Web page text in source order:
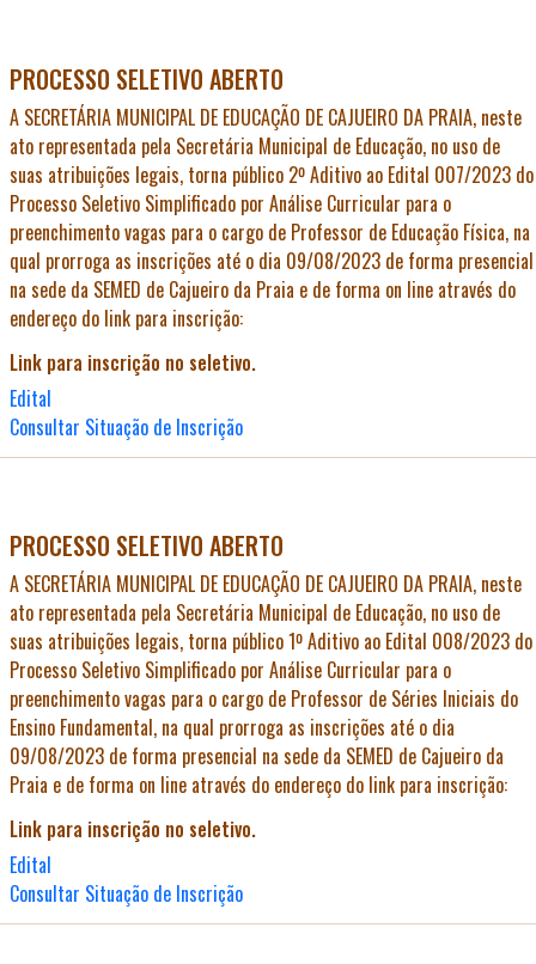
PROCESSO SELETIVO ABERTO
A SECRETÁRIA MUNICIPAL DE EDUCAÇÃO DE CAJUEIRO DA PRAIA, neste
ato representada pela Secretária Municipal de Educação, no uso de
suas atribuições legais, torna público 2º Aditivo ao Edital 007/2023 do
Processo Seletivo Simplificado por Análise Curricular para o
preenchimento vagas para o cargo de Professor de Educação Física, na
qual prorroga as inscrições até o dia 09/08/2023 de forma presencial
na sede da SEMED de Cajueiro da Praia e de forma on line através do
endereço do link para inscrição:
Link para inscrição no seletivo.
Edital
Consultar Situação de Inscrição
PROCESSO SELETIVO ABERTO
A SECRETÁRIA MUNICIPAL DE EDUCAÇÃO DE CAJUEIRO DA PRAIA, neste
ato representada pela Secretária Municipal de Educação, no uso de
suas atribuições legais, torna público 1º Aditivo ao Edital 008/2023 do
Processo Seletivo Simplificado por Análise Curricular para o
preenchimento vagas para o cargo de Professor de Séries Iniciais do
Ensino Fundamental, na qual prorroga as inscrições até o dia
09/08/2023 de forma presencial na sede da SEMED de Cajueiro da
Praia e de forma on line através do endereço do link para inscrição:
Link para inscrição no seletivo.
Edital
Consultar Situação de Inscrição